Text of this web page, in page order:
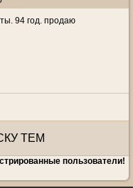
94 год. продаю
ТЕМ
пользователи!